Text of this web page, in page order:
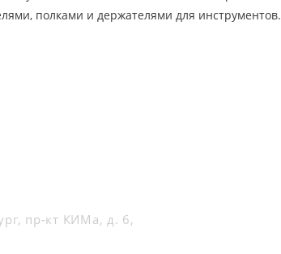
полками и держателями для инструментов.
пр-кт КИМа, д. 6,